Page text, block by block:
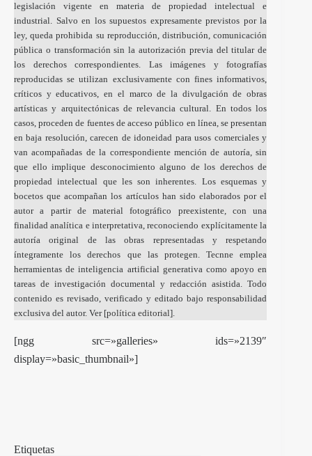
legislación vigente en materia de propiedad intelectual e
industrial. Salvo en los supuestos expresamente previstos por la
ley, queda prohibida su reproducción, distribución, comunicación
pública o transformación sin la autorización previa del titular de
los derechos correspondientes. Las imágenes y fotografías
reproducidas se utilizan exclusivamente con fines informativos,
críticos y educativos, en el marco de la divulgación de obras
artísticas y arquitectónicas de relevancia cultural. En todos los
casos, proceden de fuentes de acceso público en línea, se presentan
en baja resolución, carecen de idoneidad para usos comerciales y
van acompañadas de la correspondiente mención de autoría, sin
que ello implique desconocimiento alguno de los derechos de
propiedad intelectual que les son inherentes. Los esquemas y
bocetos que acompañan los artículos han sido elaborados por el
autor a partir de material fotográfico preexistente, con una
finalidad analítica e interpretativa, reconociendo explícitamente la
autoría original de las obras representadas y respetando
íntegramente los derechos que las protegen. Tecnne emplea
herramientas de inteligencia artificial generativa como apoyo en
tareas de investigación documental y redacción asistida. Todo
contenido es revisado, verificado y editado bajo responsabilidad
exclusiva del autor. Ver [política editorial].
[ngg src=»galleries» ids=»2139″
display=»basic_thumbnail»]
Etiquetas